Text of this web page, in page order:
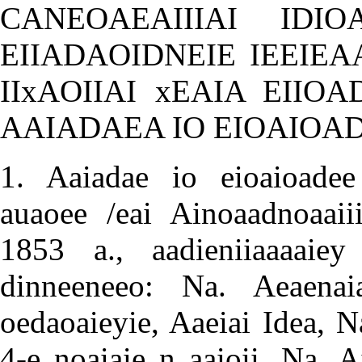
CANEOAEAIIIAI
EIIADAOIDNEIE
IIxAOIIAI xEAIA
AAIADAEA IO
1. Aaiadae io eioaioadee
auaoee /eai
1853 a.,
dinneeneeo: Na.
oedaoaieyie, Aaeiai Idea,